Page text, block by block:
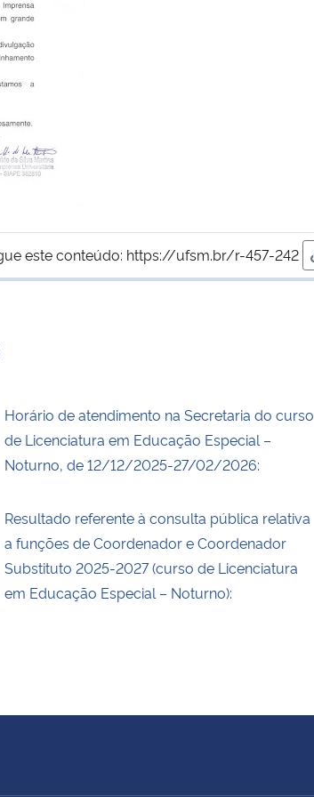
este conteúdo: https://ufsm.br/r-457-242
Horário de atendimento na Secretaria do curso
de Licenciatura em Educação Especial –
Noturno, de 12/12/2025-27/02/2026:
Resultado referente à consulta pública relativa
a funções de Coordenador e Coordenador
Substituto 2025-2027 (curso de Licenciatura
em Educação Especial – Noturno):